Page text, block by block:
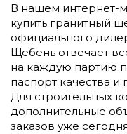
В нашем интернет-
купить гранитный
официального
Щебень отвечает
на каждую партию
паспорт качества и
Для строительных
дополнительные
заказов уже